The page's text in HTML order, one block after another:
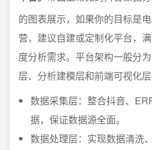
的图表展示，如果你的目标是
营，建议自建或定制化平台，
度分析需求。平台架构一般分
层、分析建模层和前端可视化层
数据采集层：整合抖音、
据，保证数据源全面。
数据处理层：实现数据清洗